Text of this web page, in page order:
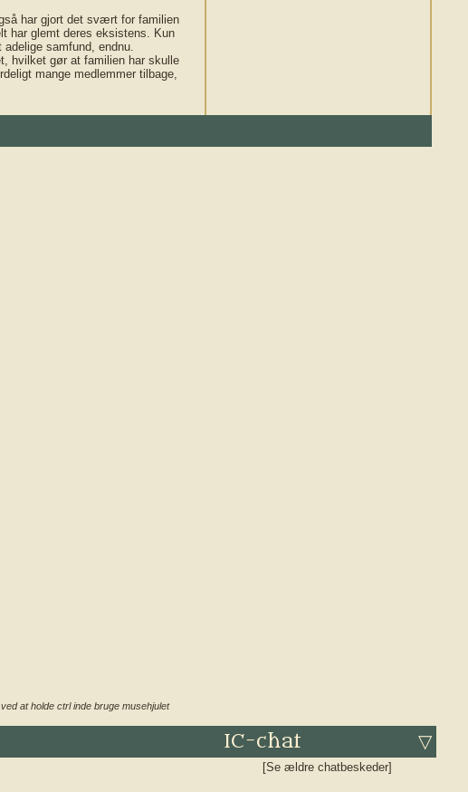
har gjort det svært for familien
har glemt deres eksistens. Kun
samfund, endnu.
hvilket gør at familien har skulle
mange medlemmer tilbage,
at holde ctrl inde bruge musehjulet
IC-chat ▽
[Se ældre chatbeskeder]